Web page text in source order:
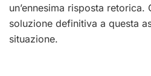
un’ennesima risposta
soluzione definitiva a questa
situazione.